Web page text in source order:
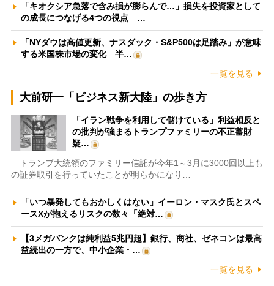
「キオクシア急落で含み損が膨らんで…」損失を投資家として
の成長につなげる4つの視点 …
「NYダウは高値更新、ナスダック・S&P500は足踏み」が意味
する米国株市場の変化 半…
一覧を見る
大前研一「ビジネス新大陸」の歩き方
「イラン戦争を利用して儲けている」利益相反と
の批判が強まるトランプファミリーの不正蓄財
疑…
トランプ大統領のファミリー信託が今年1～3月に3000回以上も
の証券取引を行っていたことが明らかになり…
「いつ暴発してもおかしくはない」イーロン・マスク氏とスペ
ースXが抱えるリスクの数々「絶対…
【3メガバンクは純利益5兆円超】銀行、商社、ゼネコンは最高
益続出の一方で、中小企業・…
一覧を見る